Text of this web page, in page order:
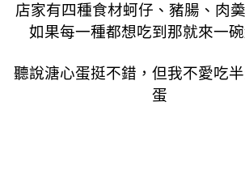
店家有四種食材蚵仔、豬腸、肉羮
如果每一種都想吃到那就來一
聽說溏心蛋挺不錯，但我不愛吃
蛋